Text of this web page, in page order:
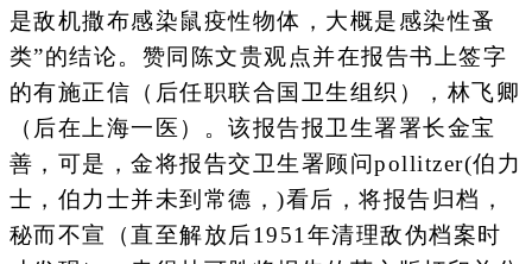
是敌机撒布感染鼠疫性物体，大概是感染性蚤
类”的结论。赞同陈文贵观点并在报告书上签字
的有施正信（后任职联合国卫生组织），林飞卿
（后在上海一医）。该报告报卫生署署长金宝
善，可是，金将报告交卫生署顾问pollitzer(伯力
士，伯力士并未到常德，)看后，将报告归档，
秘而不宣（直至解放后1951年清理敌伪档案时